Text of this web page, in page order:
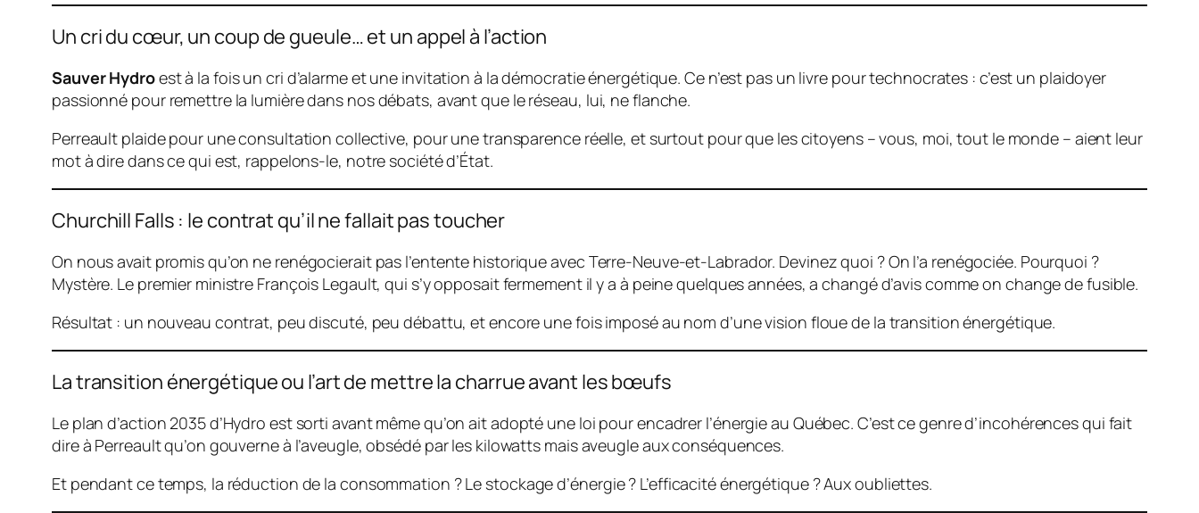
Un cri du cœur, un coup de gueule… et un appel à l’action
Sauver Hydroest à la fois un cri d’alarme et une invitation à la démocratie énergétique. Ce n’est pas un livre pour technocrates : c’est un plaidoyer
passionné pour remettre la lumière dans nos débats, avant que le réseau, lui, ne flanche.
Perreault plaide pour une consultation collective, pour une transparence réelle, et surtout pour que les citoyens – vous, moi, tout le monde – aient leur
mot à dire dans ce qui est, rappelons-le, notre société d’État.
Churchill Falls : le contrat qu’il ne fallait pas toucher
On nous avait promis qu’on ne renégocierait pas l’entente historique avec Terre-Neuve-et-Labrador. Devinez quoi ? On l’a renégociée. Pourquoi ?
Mystère. Le premier ministre François Legault, qui s’y opposait fermement il y a à peine quelques années, a changé d’avis comme on change de fusible.
Résultat : un nouveau contrat, peu discuté, peu débattu, et encore une fois imposé au nom d’une vision floue de la transition énergétique.
La transition énergétique ou l’art de mettre la charrue avant les bœufs
Le plan d’action 2035 d’Hydro est sorti avant même qu’on ait adopté une loi pour encadrer l’énergie au Québec. C’est ce genre d’incohérences qui fait
dire à Perreault qu’on gouverne à l’aveugle, obsédé par les kilowatts mais aveugle aux conséquences.
Et pendant ce temps, la réduction de la consommation ? Le stockage d’énergie ? L’efficacité énergétique ? Aux oubliettes.